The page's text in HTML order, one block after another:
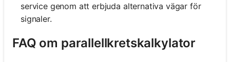
service genom att erbjuda alternativa vägar för
signaler.
FAQ om parallellkretskalkylator